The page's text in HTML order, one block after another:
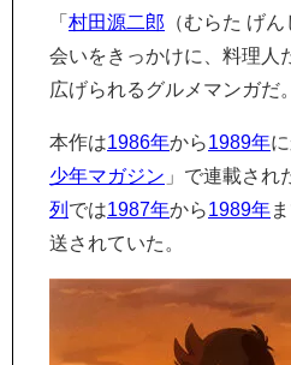
「 村田源二郎 （むらた げ
会いをきっかけに、料理人
広げられるグルメマンガだ。
本作は1986年から1989年
少年マガジン 」で連載され
列 では1987年から1989年
送されていた。